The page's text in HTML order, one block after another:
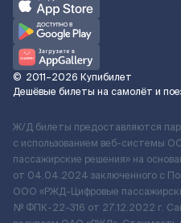
© 2011–2026 Купибилет
Дешёвые билеты на самолёт и
Ж/Д билеты предоставляются
с использованием веб-системы
пассажирские решения» на
от 04.04.2024 заключенного с
ООО «РЖД-Цифровые
№ ФПК-22-316 от 27.12.2022 г.